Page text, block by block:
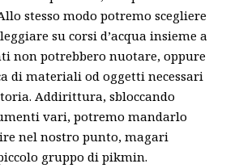
stesso modo potremo scegliere
su corsi d’acqua insieme a
non potrebbero nuotare, oppure
di materiali od oggetti necessari
Addirittura, sbloccando
vari, potremo mandarlo
nel nostro punto, magari
gruppo di pikmin.